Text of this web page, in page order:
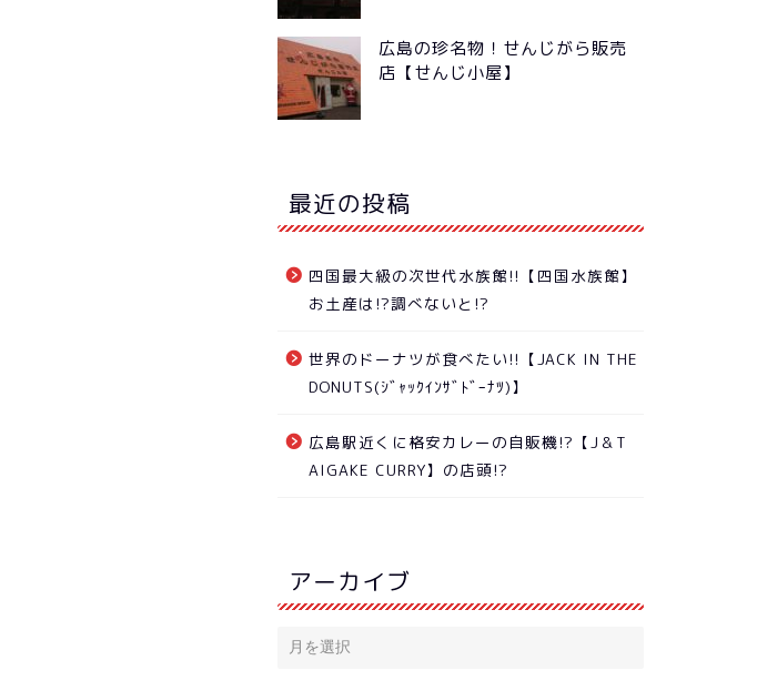
広島の珍名物！せんじがら販売
店【せんじ小屋】
最近の投稿
四国最大級の次世代水族館!!【四国水族館】
お土産は!?調べないと!?
世界のドーナツが食べたい!!【JACK IN THE
DONUTS(ｼﾞｬｯｸｲﾝｻﾞﾄﾞｰﾅﾂ)】
広島駅近くに格安カレーの自販機!?【J＆T
AIGAKE CURRY】の店頭!?
アーカイブ